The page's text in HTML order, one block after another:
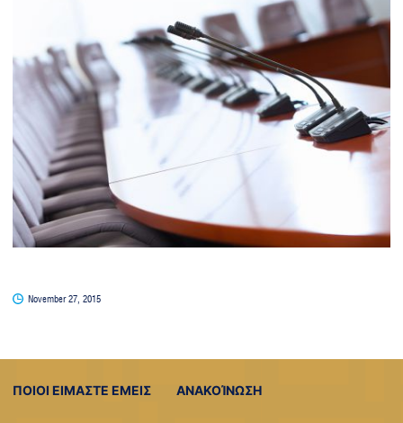
November 27, 2015
ΠΟΙΟΙ ΕΙΜΑΣΤΕ ΕΜΕΙΣ ΑΝΑΚΟΊΝΩΣΗ